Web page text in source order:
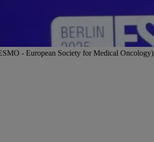
- European Society for Medical Oncology)